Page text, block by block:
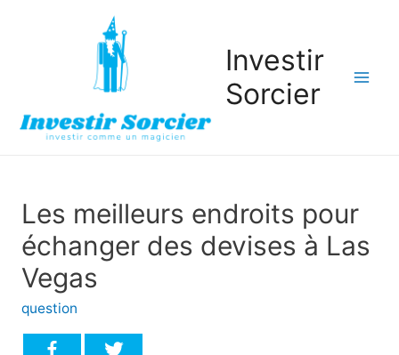
Investir
Sorcier
Les meilleurs endroits pour
échanger des devises à Las
Vegas
question